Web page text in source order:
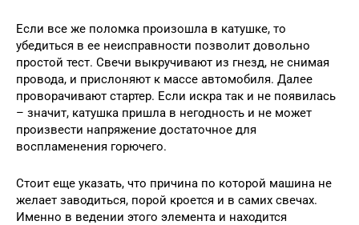
Если все же поломка произошла в катушке, то
убедиться в ее неисправности позволит довольно
простой тест. Свечи выкручивают из гнезд, не снимая
провода, и прислоняют к массе автомобиля. Далее
проворачивают стартер. Если искра так и не появилась
– значит, катушка пришла в негодность и не может
произвести напряжение достаточное для
воспламенения горючего.
Стоит еще указать, что причина по которой машина не
желает заводиться, порой кроется и в самих свечах.
Именно в ведении этого элемента и находится